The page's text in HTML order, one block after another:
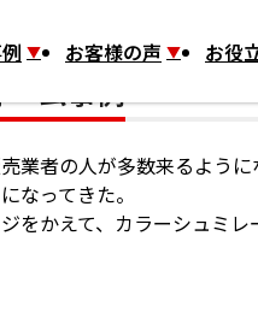
お客様の声 お役
ム事例
業者の人が多数来るよう
なってきた。
をかえて、カラーシュミ